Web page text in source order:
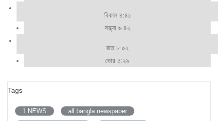
বিকাল ৪:৪১
সন্ধ্যা ৬:৪২
রাত ৮:০২
ভোর ৫:২৯
Tags
1 NEWS
all bangla newspaper